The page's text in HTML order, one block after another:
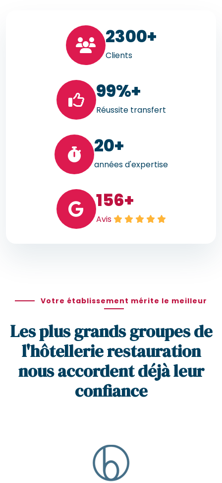
2300+
Clients
99%+
Réussite transfert
20+
années d'expertise
156+
Avis
Votre établissement mérite le meilleur
Les plus grands groupes de
l'hôtellerie restauration
nous accordent déjà leur
confiance